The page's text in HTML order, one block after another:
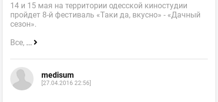
14 и 15 мая на территории одесской киностудии
пройдет 8-й фестиваль «Таки да, вкусно» - «Дачный
сезон».
Все, ...
medisum
[27.04.2016 22:56]